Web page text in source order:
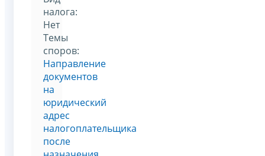
налога:
Нет
Темы
споров:
Направление
документов
на
юридический
адрес
налогоплательщика
после